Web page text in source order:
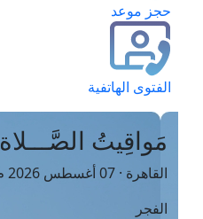
حجز موعد
الفتوى الهاتفية
مَواقِيتُ الصَّـــلاة
القاهرة · 07 أغسطس 2026 م
الفجر